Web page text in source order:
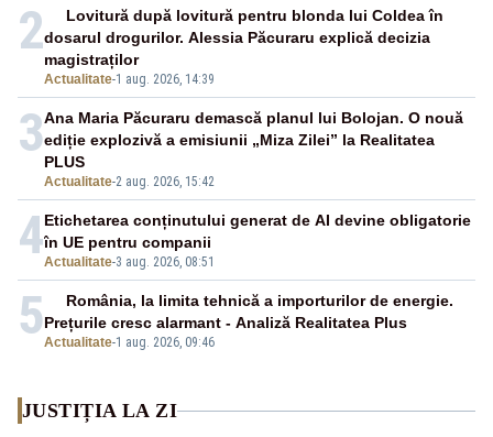
2
Actualitate-1 aug. 2026, 14:39
Lovitură după lovitură pentru blonda lui Coldea în
dosarul drogurilor. Alessia Păcuraru explică decizia
magistraților
3
Actualitate-2 aug. 2026, 15:42
Ana Maria Păcuraru demască planul lui Bolojan. O nouă
ediție explozivă a emisiunii „Miza Zilei” la Realitatea
PLUS
4Actualitate-3 aug. 2026, 08:51
Etichetarea conținutului generat de AI devine obligatorie
în UE pentru companii
5Actualitate-1 aug. 2026, 09:46
România, la limita tehnică a importurilor de energie.
Prețurile cresc alarmant - Analiză Realitatea Plus
JUSTIȚIA LA ZI